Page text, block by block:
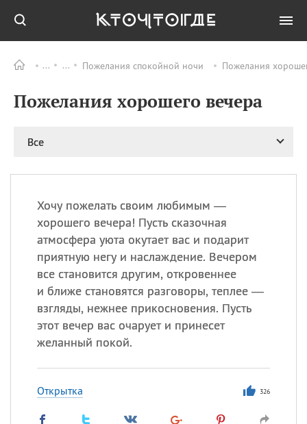
Пожелания спокойной ночи Пожелания
Пожелания хорошего вечера
Все
Хочу пожелать своим любимым —
хорошего вечера! Пусть сказочная
атмосфера уюта окутает вас и подарит
приятную негу и наслаждение. Вечером
все становится другим, откровеннее
и ближе становятся разговоры, теплее —
взгляды, нежнее прикосновения. Пусть
этот вечер вас очарует и принесет
желанный покой.
Открытка 326
ПРАЗДНИКИ Все
09.08 День памяти
великомученика и
11.08 День полета на
11.08 День Святой Клары —
покровительницы
телевидения
ИМЕНА
Сегодня празднуют именины